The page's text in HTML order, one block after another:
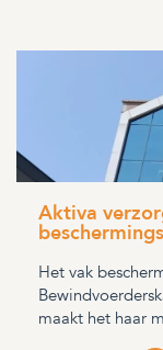
Aktiva
Het vak
maakt het haar